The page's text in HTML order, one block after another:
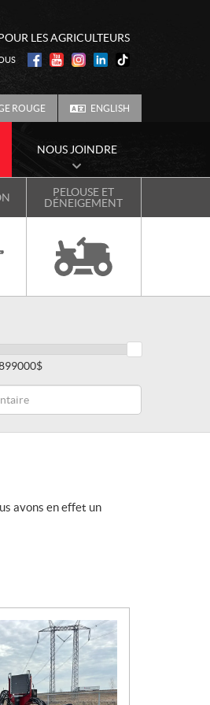
LES AGRICULTEURS
ROUGE ENGLISH
NOUS JOINDRE
PELOUSE ET
DÉNEIGEMENT
avons en effet un